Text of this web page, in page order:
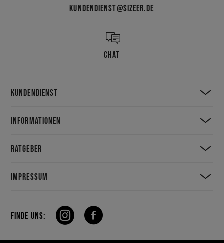
KUNDENDIENST@SIZEER.DE
CHAT
KUNDENDIENST
INFORMATIONEN
RATGEBER
IMPRESSUM
FINDE UNS: